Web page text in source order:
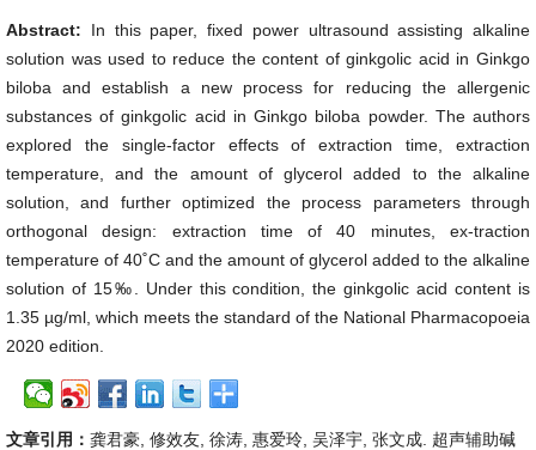
Abstract: In this paper, fixed power ultrasound assisting alkaline
solution was used to reduce the content of ginkgolic acid in Ginkgo
biloba and establish a new process for reducing the allergenic
substances of ginkgolic acid in Ginkgo biloba powder. The authors
explored the single-factor effects of extraction time, extraction
temperature, and the amount of glycerol added to the alkaline
solution, and further optimized the process parameters through
orthogonal design: extraction time of 40 minutes, ex-traction
temperature of 40˚C and the amount of glycerol added to the alkaline
solution of 15‰. Under this condition, the ginkgolic acid content is
1.35 µg/ml, which meets the standard of the National Pharmacopoeia
2020 edition.
文章引用： 龚君豪, 修效友, 徐涛, 惠爱玲, 吴泽宇, 张文成. 超声辅助碱